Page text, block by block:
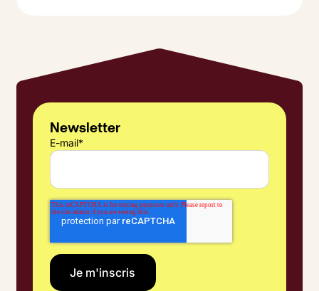
Newsletter
E-mail*